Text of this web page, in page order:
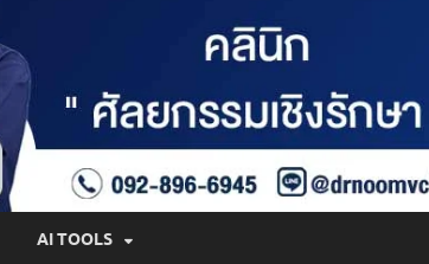
AI TOOLS